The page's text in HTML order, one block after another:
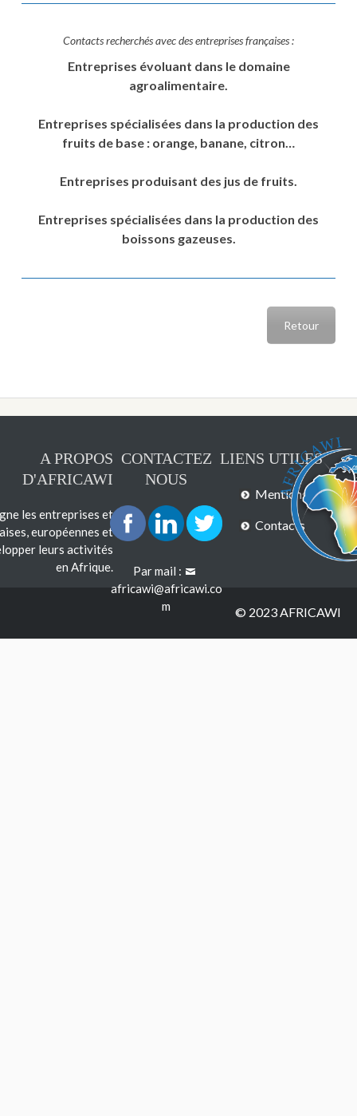
Contacts recherchés avec des entreprises françaises :
Entreprises évoluant dans le domaine
agroalimentaire.
Entreprises spécialisées dans la production des
fruits de base : orange, banane, citron…
Entreprises produisant des jus de fruits.
Entreprises spécialisées dans la production des
boissons gazeuses.
Retour
A PROPOS
D'AFRICAWI
les entreprises et
européennes et
leurs activités
en Afrique.
CONTACTEZ
NOUS
Par mail :
africawi@africawi.co
m
LIENS UTILES
Mentions légales
Contacts
© 2023 AFRICAWI